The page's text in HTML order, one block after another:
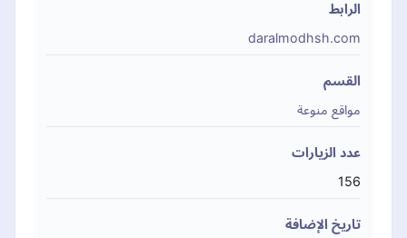
الرابط
daralmodhsh.com
القسم
مواقع منوعة
عدد الزيارات
156
تاريخ الإضافة